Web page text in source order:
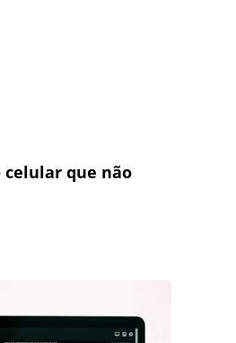
celular que não